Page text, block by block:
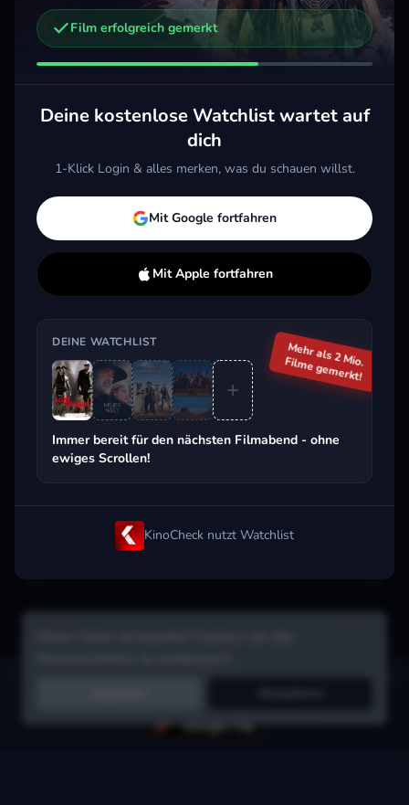
Weitere Trailer, die dich interessieren könnten
Neues aus der Welt
Merken
Mehr
Rust - Legende des Westens
Merken
Mehr
Aktuell im Trend
Beliebt beim Streaming
Filme in Sekunden merken, Tipps von
Film erfolgreich gemerkt
Deine kostenlose Watchlist wartet auf
dich
1-Klick Login & alles merken, was du schauen willst.
Mit Google fortfahren
Mit Apple fortfahren
DEINE WATCHLIST
Immer bereit für den nächsten Filmabend - ohne
ewiges Scrollen!
Mehr als 2 Mio.
Filme gemerkt!
KinoCheck nutzt Watchlist